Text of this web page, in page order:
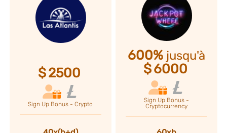
$2500
Sign Up Bonus - Crypto
600%jusqu'à
$6000
Sign Up Bonus -
Cryptocurrency